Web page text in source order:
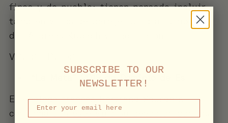
finca y de pueblo; tienen pensado incluir
también vinos de paraje. Un gran trabajo
de Andreas Kubach y Tao Platón.
VINOS TINTOS
“La Mata” 2019 de Dominio de Es
El enólogo francés Bertrand Sourdais
confirma con este vino su devoción por los
SUBSCRIBE TO OUR
NEWSLETTER!